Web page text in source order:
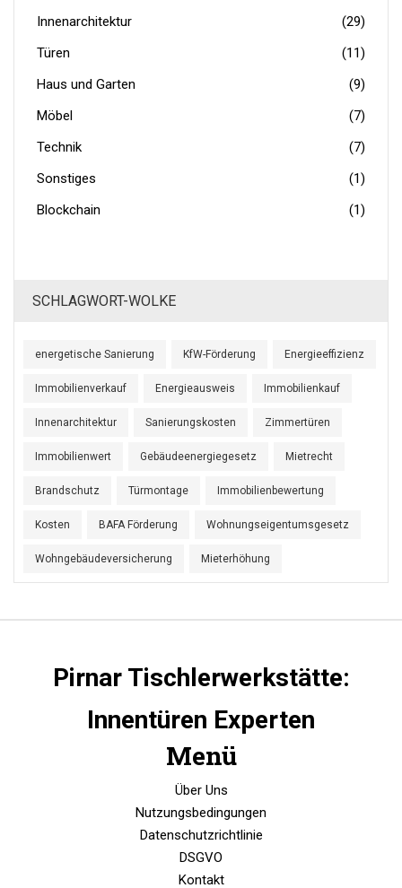
Innenarchitektur
(29)
Türen
(11)
Haus und Garten
(9)
Möbel
(7)
Technik
(7)
Sonstiges
(1)
Blockchain
(1)
SCHLAGWORT-WOLKE
energetische Sanierung KfW-Förderung Energieeffizienz
Immobilienverkauf Energieausweis Immobilienkauf
Innenarchitektur Sanierungskosten Zimmertüren
Immobilienwert Gebäudeenergiegesetz Mietrecht
Brandschutz Türmontage Immobilienbewertung
Kosten BAFA Förderung Wohnungseigentumsgesetz
Wohngebäudeversicherung Mieterhöhung
Pirnar Tischlerwerkstätte:
Innentüren Experten
Menü
Über Uns
Nutzungsbedingungen
Datenschutzrichtlinie
DSGVO
Kontakt